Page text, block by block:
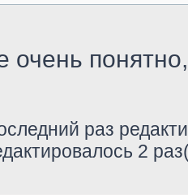
очень
раз
2